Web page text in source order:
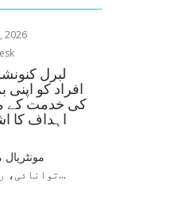
2026
افراد کو اپنی
کی خدمت کے
اہداف کا
توانائی، رجائیت اور نئے عزم سے بھرے ہوئے...